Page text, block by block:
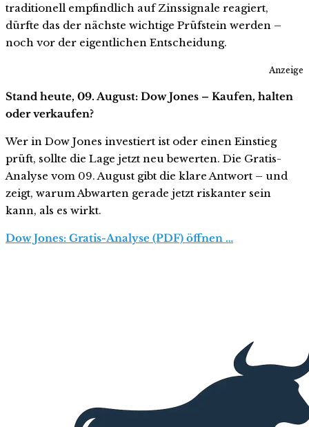
traditionell empfindlich auf Zinssignale reagiert,
dürfte das der nächste wichtige Prüfstein werden –
noch vor der eigentlichen Entscheidung.
Anzeige
Stand heute, 09. August: Dow Jones – Kaufen, halten
oder verkaufen?
Wer in Dow Jones investiert ist oder einen Einstieg
prüft, sollte die Lage jetzt neu bewerten. Die Gratis-
Analyse vom 09. August gibt die klare Antwort – und
zeigt, warum Abwarten gerade jetzt riskanter sein
kann, als es wirkt.
Dow Jones: Gratis-Analyse (PDF) öffnen …